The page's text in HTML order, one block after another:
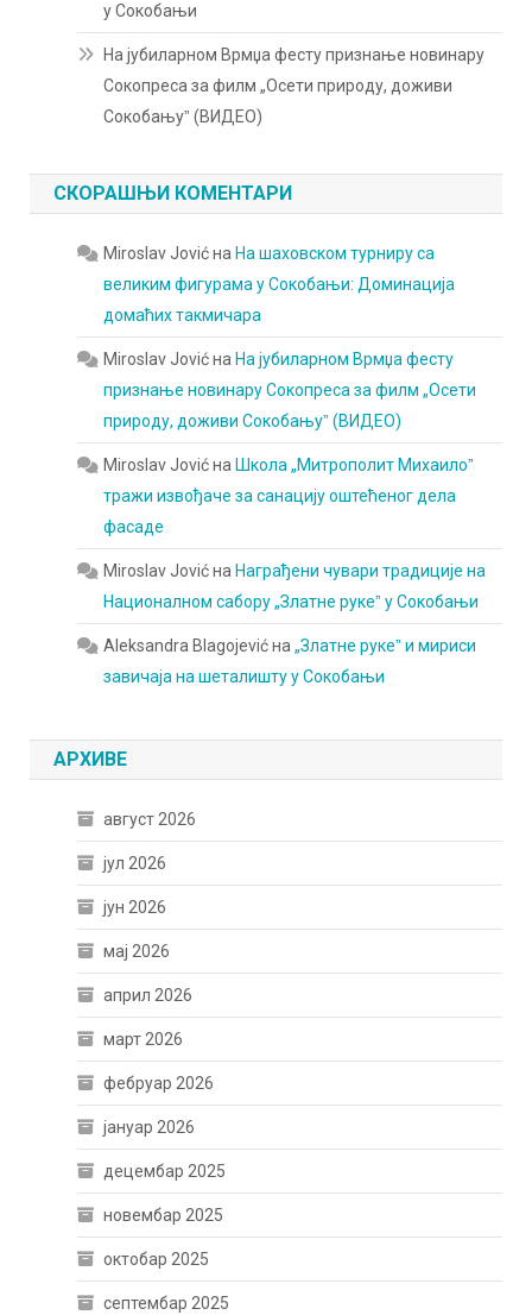
у Сокобањи
На јубиларном Врмџа фесту признање новинару
Сокопреса за филм „Осети природу, доживи
Сокобањуˮ (ВИДЕО)
СКОРАШЊИ КОМЕНТАРИ
Miroslav Jovićна На шаховском турниру са
великим фигурама у Сокобањи: Доминација
домаћих такмичара
Miroslav Jovićна На јубиларном Врмџа фесту
признање новинару Сокопреса за филм „Осети
природу, доживи Сокобањуˮ (ВИДЕО)
Miroslav Jovićна Школа „Митрополит Михаилоˮ
тражи извођаче за санацију оштећеног дела
фасаде
Miroslav Jovićна Награђени чувари традиције на
Националном сабору „Златне рукеˮ у Сокобањи
Aleksandra Blagojevićна„Златне рукеˮ и мириси
завичаја на шеталишту у Сокобањи
АРХИВЕ
август 2026
јул 2026
јун 2026
мај 2026
април 2026
март 2026
фебруар 2026
јануар 2026
децембар 2025
новембар 2025
октобар 2025
септембар 2025